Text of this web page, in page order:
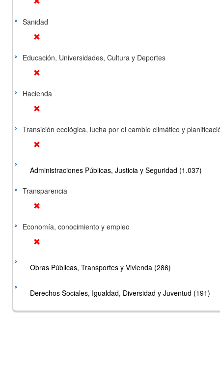
Sanidad
Educación, Universidades, Cultura y Deportes
Hacienda
Transición ecológica, lucha por el cambio climático y
Administraciones Públicas, Justicia y Seguridad (1.037)
Transparencia
Economía, conocimiento y empleo
Obras Públicas, Transportes y Vivienda (286)
Derechos Sociales, Igualdad, Diversidad y Juventud (191)